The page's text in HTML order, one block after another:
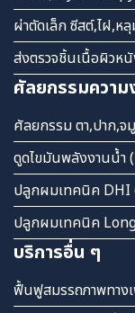
ผ่าตัดเล็ก ซีสต์,ไฝ,
ส่งตรวจชิ้นเนื้อผิวห
ศัลยกรรมความ
ศัลยกรรม ตา,ปาก,
ดูดไขมันพลังงานน้ำ
ปลูกผมเทคนิค
ปลูกผมเทคนิค
บริการอื่น ๆ
ฟื้นฟูสมรรถภาพทา